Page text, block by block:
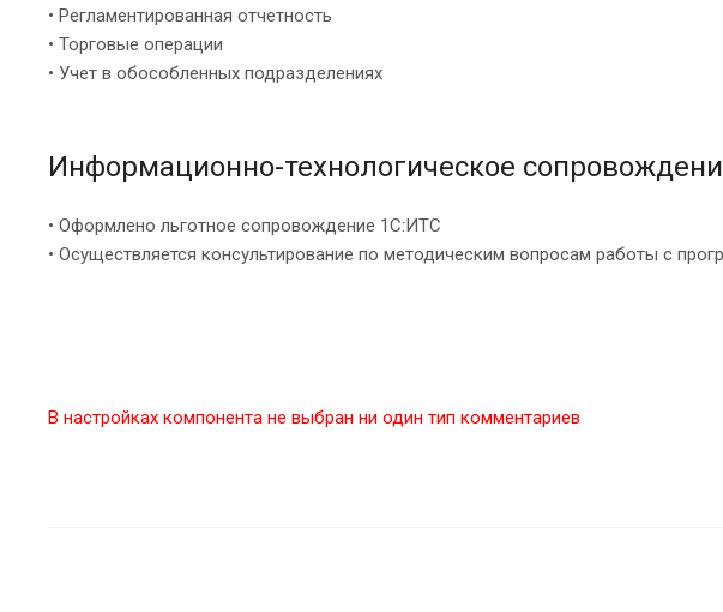
• Регламентированная отчетность
• Торговые операции
• Учет в обособленных подразделениях
Информационно-технологическое
• Оформлено льготное сопровождение 1С:ИТС
• Осуществляется консультирование по методическим вопросам работы с
В настройках компонента не выбран ни один тип комментариев